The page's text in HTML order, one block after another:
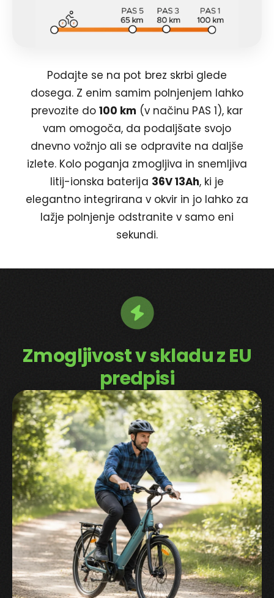
Podajte se na pot brez skrbi glede
dosega. Z enim samim polnjenjem lahko
prevozite do 100 km (v načinu PAS 1), kar
vam omogoča, da podaljšate svojo
dnevno vožnjo ali se odpravite na daljše
izlete. Kolo poganja zmogljiva in snemljiva
litij-ionska baterija 36V 13Ah, ki je
elegantno integrirana v okvir in jo lahko za
lažje polnjenje odstranite v samo eni
sekundi.
Zmogljivost v skladu z EU
predpisi